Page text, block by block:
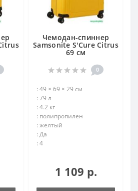
Чемодан-спиннер
Samsonite S'Cure Citrus
69 см
0
: 49 × 69 × 29 см
: 79 л
: 4.2 кг
: полипропилен
: желтый
: Да
: 4
1 109 р.